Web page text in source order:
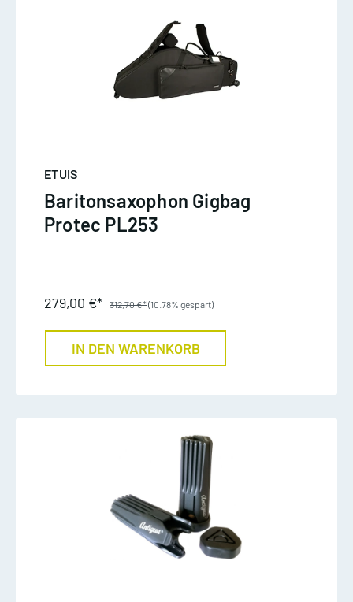
ETUIS
Baritonsaxophon Gigbag
Protec PL253
279,00 €* 312,70 €*(10.78% gespart)
IN DEN WARENKORB